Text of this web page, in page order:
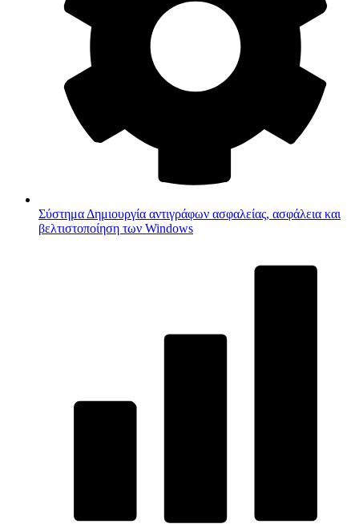
Σύστημα Δημιουργία αντιγράφων ασφαλείας, ασφάλεια και
βελτιστοποίηση των Windows